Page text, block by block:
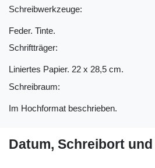
Schreibwerkzeuge:
Feder. Tinte.
Schriftträger:
Liniertes Papier. 22 x 28,5 cm.
Schreibraum:
Im Hochformat beschrieben.
Datum, Schreibort